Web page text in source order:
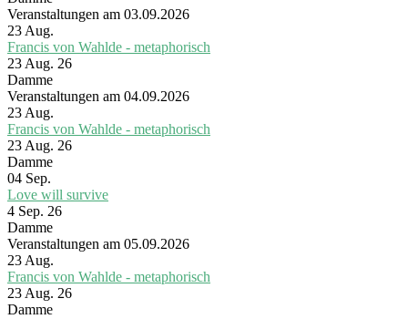
Veranstaltungen am 03.09.2026
23 Aug.
Francis von Wahlde - metaphorisch
23 Aug. 26
Damme
Veranstaltungen am 04.09.2026
23 Aug.
Francis von Wahlde - metaphorisch
23 Aug. 26
Damme
04 Sep.
Love will survive
4 Sep. 26
Damme
Veranstaltungen am 05.09.2026
23 Aug.
Francis von Wahlde - metaphorisch
23 Aug. 26
Damme